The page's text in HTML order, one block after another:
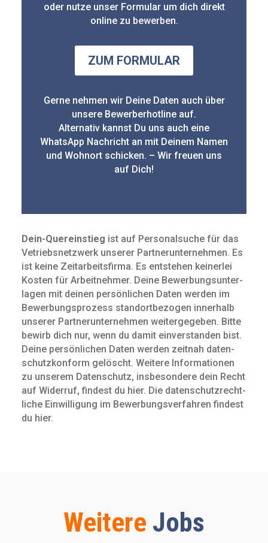
oder nutze unser Formular um dich direkt
online zu bewerben.
ZUM FORMULAR
Gerne nehmen wir Deine Daten auch über
unsere Bewerberhotline auf.
Alternativ kannst Du uns auch eine
WhatsApp Nachricht an mit Deinem Namen
und Wohnort schicken. – Wir freuen uns
auf Dich!
Dein-Quereinstieg ist auf Personalsuche für das
Vetriebsnetzwerk unserer Partnerunternehmen. Es
ist keine Zeit­arbeits­firma. Es entstehen keinerlei
Kosten für Arbeit­nehmer. Deine Bewerbungs­unter­
lagen mit deinen persön­lichen Daten werden im
Bewerbungs­prozess standort­bezogen innerhalb
unserer Partnerunternehmen weitergegeben. Bitte
bewirb dich nur, wenn du damit ein­verstanden bist.
Deine persön­lichen Daten werden zeitnah daten­
schutz­konform gelöscht. Weitere Infor­mationen
zu unserem Daten­schutz, insbe­sondere dein Recht
auf Widerruf, findest du hier. Die daten­schutz­recht­
liche Ein­willigung im Bewerbungs­verfahren findest
du hier.
Weitere Jobs